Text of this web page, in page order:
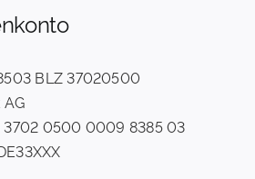
BLZ 37020500
3702 0500 0009 8385 03